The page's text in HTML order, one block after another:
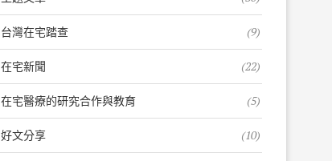
台灣在宅踏查 (9)
在宅新聞 (22)
在宅醫療的研究合作與教育 (5)
好文分享 (10)